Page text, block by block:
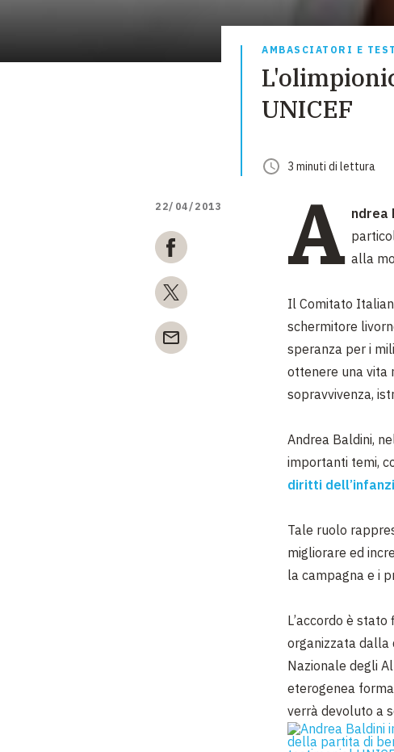
AMBASCIATORI E
UNICEF
3 minuti di lettura
22/04/2013 A ndrea
alla
Il Comitato
schermitore
speranza per i
ottenere una vita
sopravvivenza,
Andrea Baldini,
importanti temi,
diritti
Tale ruolo
migliorare ed
la campagna e i
L’accordo è
organizzata dalla
Nazionale degli
eterogenea
verrà devoluto a